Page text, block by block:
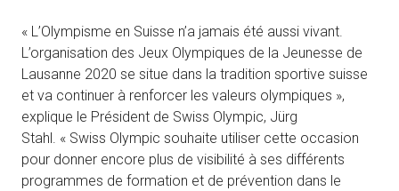
« L’Olympisme en Suisse n’a jamais été aussi vivant.
L’organisation des Jeux Olympiques de la Jeunesse de
Lausanne 2020 se situe dans la tradition sportive suisse
et va continuer à renforcer les valeurs olympiques »,
explique le Président de Swiss Olympic, Jürg
Stahl. « Swiss Olympic souhaite utiliser cette occasion
pour donner encore plus de visibilité à ses différents
programmes de formation et de prévention dans le